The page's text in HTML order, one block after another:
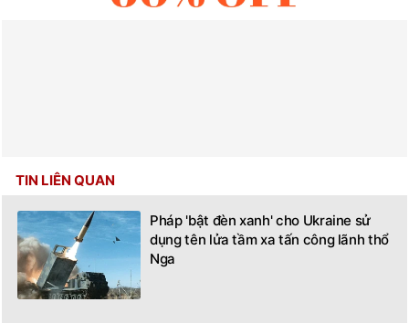
TIN LIÊN QUAN
Pháp 'bật đèn xanh' cho Ukraine sử
dụng tên lửa tầm xa tấn công lãnh thổ
Nga